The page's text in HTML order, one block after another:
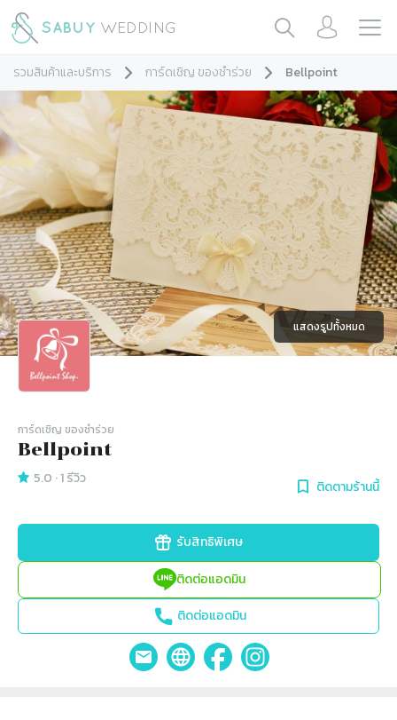
รวมสินค้าและบริการ การ์ดเชิญ ของชำร่วย Bellpoint
แสดงรูปทั้งหมด
การ์ดเชิญ​ ของชำร่วย
Bellpoint
5.0 ·1รีวิว ติดตามร้านนี้
รับสิทธิพิเศษ
ติดต่อแอดมิน
ติดต่อแอดมิน